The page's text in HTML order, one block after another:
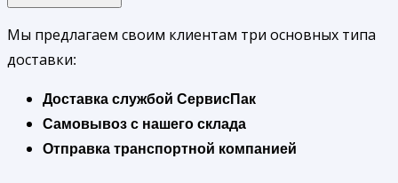
Мы предлагаем своим клиентам три основных типа
доставки:
Доставка службой СервисПак
Самовывоз с нашего склада
Отправка транспортной компанией